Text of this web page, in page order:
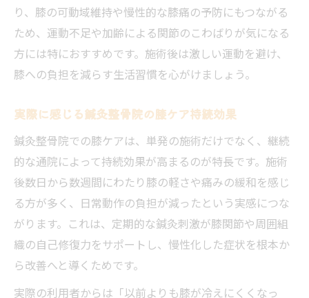
り、膝の可動域維持や慢性的な膝痛の予防にもつながる
ため、運動不足や加齢による関節のこわばりが気になる
方には特におすすめです。施術後は激しい運動を避け、
膝への負担を減らす生活習慣を心がけましょう。
実際に感じる鍼灸整骨院の膝ケア持続効果
鍼灸整骨院での膝ケアは、単発の施術だけでなく、継続
的な通院によって持続効果が高まるのが特長です。施術
後数日から数週間にわたり膝の軽さや痛みの緩和を感じ
る方が多く、日常動作の負担が減ったという実感につな
がります。これは、定期的な鍼灸刺激が膝関節や周囲組
織の自己修復力をサポートし、慢性化した症状を根本か
ら改善へと導くためです。
実際の利用者からは「以前よりも膝が冷えにくくなっ